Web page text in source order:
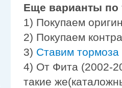
Еще варианты
1) Покупаем
2) Покупаем
3) Ставим
4) От Фита (2002-
такие